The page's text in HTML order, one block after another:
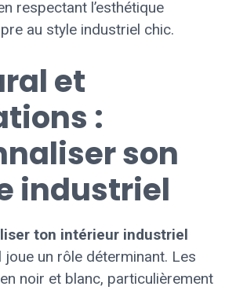
respectant l’esthétique
au style industriel chic.
et
:
son
industriel
ton intérieur industriel
joue un rôle déterminant. Les
noir et blanc, particulièrement